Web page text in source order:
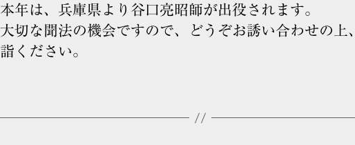
本年は、兵庫県より谷口亮昭師が出役されます。
大切な聞法の機会ですので、どうぞお誘い合わせの上
詣ください。